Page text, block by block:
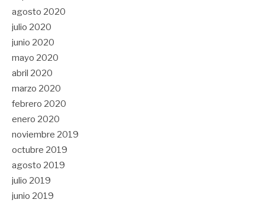
agosto 2020
julio 2020
junio 2020
mayo 2020
abril 2020
marzo 2020
febrero 2020
enero 2020
noviembre 2019
octubre 2019
agosto 2019
julio 2019
junio 2019